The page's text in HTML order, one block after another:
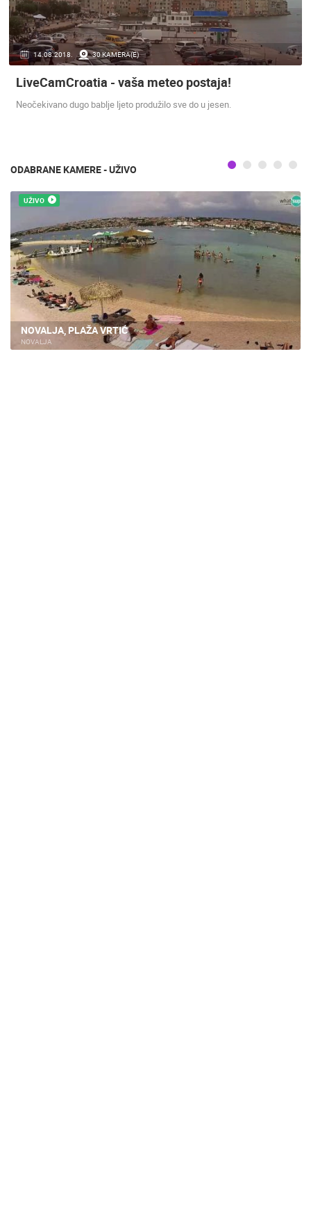
HD - OKRETNE KAMERE GRADILIŠTA SKIJANJE I SNIJEG
PLAŽE MARINE I LUČICE ZOO
DOGAĐANJA I ZANIMLJIVOSTI TRANSPORT I PROMET
ZNAMENITOSTI SVJETSKA BAŠTINA SPORT
14.08.2018. 30 KAMERA(E)
LiveCamCroatia - vaša meteo postaja!
Neočekivano dugo bablje ljeto produžilo sve do u jesen.
ODABRANE KAMERE - UŽIVO
UŽIVO
NOVALJA, PLAŽA VRTIĆ
NOVALJA